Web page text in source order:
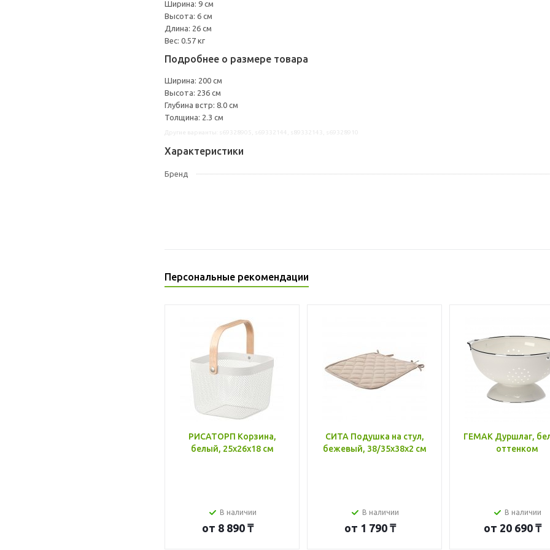
Ширина: 9 см
Высота: 6 см
Длина: 26 см
Вес: 0.57 кг
Подробнее о размере товара
Ширина: 200 см
Высота: 236 см
Глубина встр: 8.0 см
Толщина: 2.3 см
Характеристики
Бренд
Персональные рекомендации
РИСАТОРП Корзина,
белый, 25x26x18 см
В наличии
от 8 890 ₸
СИТА Подушка на стул,
бежевый, 38/35x38x2 см
В наличии
от 1 790 ₸
ГЕМАК Дуршлаг,
оттенком
В наличии
от 20 690 ₸